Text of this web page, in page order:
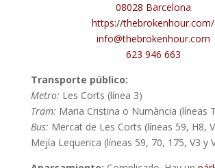
08028 Barcelona
https://thebrokenhour.com/
info@thebrokenhour.com
623 946 663
Transporte público:
Metro: Les Corts (línea 3)
Tram: Maria Cristina o Numància (líneas
Bus: Mercat de Les Corts (líneas 59, H8,
Mejía Lequerica (líneas 59, 70, 175, V3 y